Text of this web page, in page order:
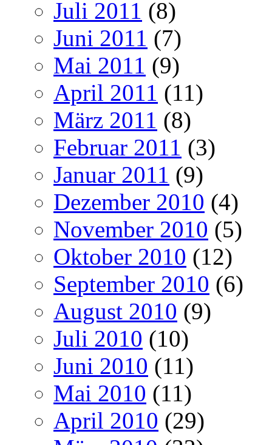
Juli 2011 (8)
Juni 2011 (7)
Mai 2011 (9)
April 2011 (11)
März 2011 (8)
Februar 2011 (3)
Januar 2011 (9)
Dezember 2010 (4)
November 2010 (5)
Oktober 2010 (12)
September 2010 (6)
August 2010 (9)
Juli 2010 (10)
Juni 2010 (11)
Mai 2010 (11)
April 2010 (29)